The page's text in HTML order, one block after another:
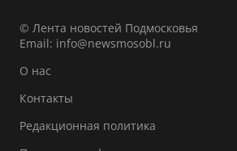
© Лента новостей Подмосковья
Email: info@newsmosobl.ru
О нас
Контакты
Редакционная политика